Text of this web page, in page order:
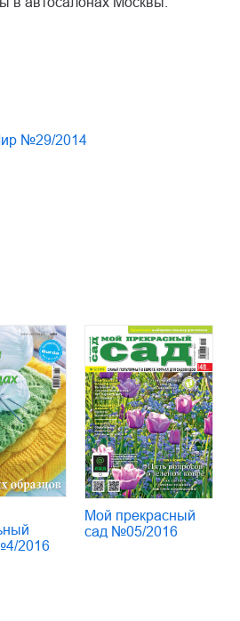
№29/2014
2016
Мой прекрасный
сад №05/2016